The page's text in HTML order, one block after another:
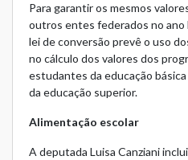
Para garantir os mesmos
outros entes federados no
lei de conversão prevê o uso
no cálculo dos valores dos
estudantes da educação
da educação superior.
Alimentação escolar
A deputada Luisa Canziani